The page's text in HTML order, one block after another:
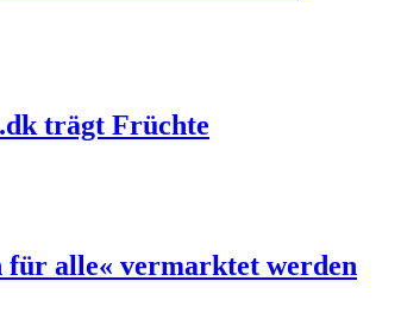
trägt Früchte
für alle« vermarktet werden